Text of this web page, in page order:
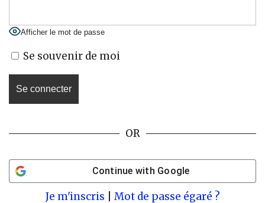
Afficher le mot de passe
Se souvenir de moi
OR
Continue with Google
Je m'inscris Mot de passe égaré ?